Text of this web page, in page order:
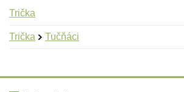
Trička
Trička Tučňáci
Hodnocení:
Jméno: